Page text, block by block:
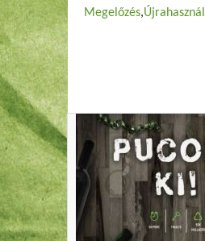
Megelőzés